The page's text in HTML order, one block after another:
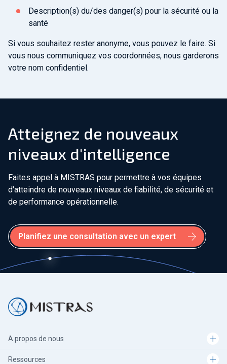
Description(s) du/des danger(s) pour la sécurité ou la
santé
Si vous souhaitez rester anonyme, vous pouvez le faire. Si
vous nous communiquez vos coordonnées, nous garderons
votre nom confidentiel.
Atteignez de nouveaux
niveaux d'intelligence
Faites appel à MISTRAS pour permettre à vos équipes
d'atteindre de nouveaux niveaux de fiabilité, de sécurité et
de performance opérationnelle.
Planifiez une consultation avec un expert
A propos de nous
Ressources